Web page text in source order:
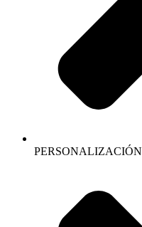
PERSONALIZACIÓN